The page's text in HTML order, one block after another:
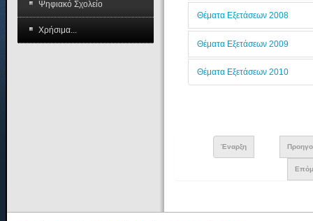
Θέματα Εξετάσεων 2008
Θέματα Εξετάσεων 2009
Θέματα Εξετάσεων 2010
Έναρξη
Ψηφιακό Σχολείο
Χρήσιμα...